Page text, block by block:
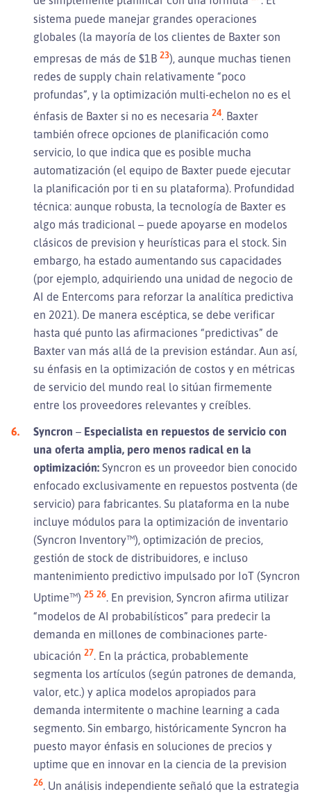
sistema puede manejar grandes operaciones
globales (la mayoría de los clientes de Baxter son
empresas de más de $1B 23), aunque muchas tienen
redes de supply chain relativamente “poco
profundas”, y la optimización multi-echelon no es el
énfasis de Baxter si no es necesaria 24. Baxter
también ofrece opciones de planificación como
servicio, lo que indica que es posible mucha
automatización (el equipo de Baxter puede ejecutar
la planificación por ti en su plataforma). Profundidad
técnica: aunque robusta, la tecnología de Baxter es
algo más tradicional – puede apoyarse en modelos
clásicos de prevision y heurísticas para el stock. Sin
embargo, ha estado aumentando sus capacidades
(por ejemplo, adquiriendo una unidad de negocio de
AI de Entercoms para reforzar la analítica predictiva
en 2021). De manera escéptica, se debe verificar
hasta qué punto las afirmaciones “predictivas” de
Baxter van más allá de la prevision estándar. Aun así,
su énfasis en la optimización de costos y en métricas
de servicio del mundo real lo sitúan firmemente
entre los proveedores relevantes y creíbles.
Syncron – Especialista en repuestos de servicio con
una oferta amplia, pero menos radical en la
optimización: Syncron es un proveedor bien conocido
enfocado exclusivamente en repuestos postventa (de
servicio) para fabricantes. Su plataforma en la nube
incluye módulos para la optimización de inventario
(Syncron Inventory™), optimización de precios,
gestión de stock de distribuidores, e incluso
mantenimiento predictivo impulsado por IoT (Syncron
Uptime™) 25 26. En prevision, Syncron afirma utilizar
“modelos de AI probabilísticos” para predecir la
demanda en millones de combinaciones parte-
ubicación 27. En la práctica, probablemente
segmenta los artículos (según patrones de demanda,
valor, etc.) y aplica modelos apropiados para
demanda intermitente o machine learning a cada
segmento. Sin embargo, históricamente Syncron ha
puesto mayor énfasis en soluciones de precios y
uptime que en innovar en la ciencia de la prevision
26. Un análisis independiente señaló que la estrategia